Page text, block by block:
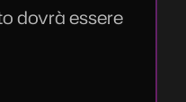
dovrà essere
nelle